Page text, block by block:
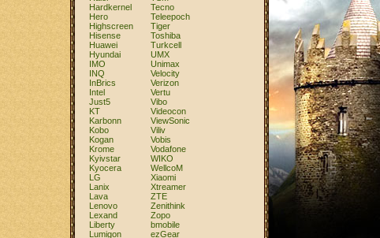
Hardkernel
Hero
Highscreen
Hisense
Huawei
Hyundai
IMO
INQ
InBrics
Intel
Just5
KT
Karbonn
Kobo
Kogan
Krome
Kyivstar
Kyocera
LG
Lanix
Lava
Lenovo
Lexand
Liberty
Lumigon
Tecno
Teleepoch
Tiger
Toshiba
Turkcell
UMX
Unimax
Velocity
Verizon
Vertu
Vibo
Videocon
ViewSonic
Viliv
Vobis
Vodafone
WIKO
WellcoM
Xiaomi
Xtreamer
ZTE
Zenithink
Zopo
bmobile
ezGear